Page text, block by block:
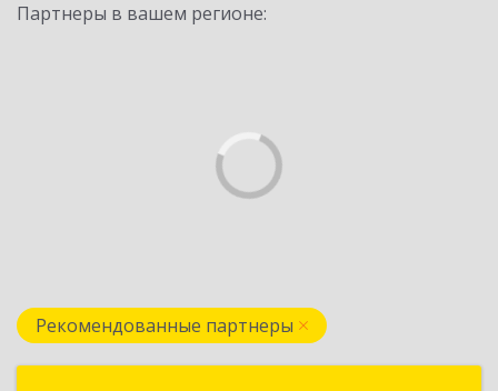
Партнеры в вашем регионе:
Рекомендованные партнеры